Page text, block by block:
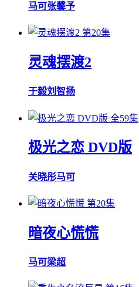
马可张馨予
第20集
灵魂摆渡2
于毅刘智扬
全59集
极光之恋 DVD版
关晓彤马可
第20集
暗夜心慌慌
马可梁超